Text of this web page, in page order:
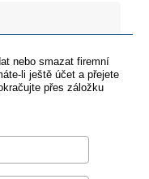
nebo smazat firemní
li ještě účet a přejete
přes záložku